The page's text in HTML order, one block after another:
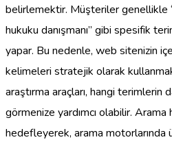
belirlemektir. Müşteriler genellikle
hukuku danışmanı” gibi spesifik
yapar. Bu nedenle, web sitenizin
kelimeleri stratejik olarak
araştırma araçları, hangi terimlerin
görmenize yardımcı olabilir.
hedefleyerek, arama motorlarında